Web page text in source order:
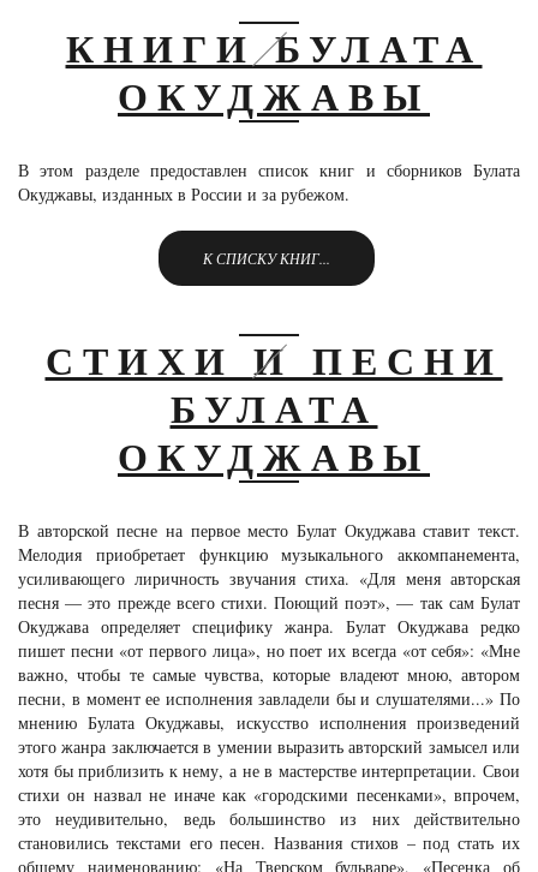
КНИГИ БУЛАТА
ОКУДЖАВЫ
В этом разделе предоставлен список книг и сборников Булата
Окуджавы, изданных в России и за рубежом.
К СПИСКУ КНИГ...
СТИХИ И ПЕСНИ
БУЛАТА
ОКУДЖАВЫ
В авторской песне на первое место Булат Окуджава ставит текст.
Мелодия приобретает функцию музыкального аккомпанемента,
усиливающего лиричность звучания стиха. «Для меня авторская
песня — это прежде всего стихи. Поющий поэт», — так сам Булат
Окуджава определяет специфику жанра. Булат Окуджава редко
пишет песни «от первого лица», но поет их всегда «от себя»: «Мне
важно, чтобы те самые чувства, которые владеют мною, автором
песни, в момент ее исполнения завладели бы и слушателями...» По
мнению Булата Окуджавы, искусство исполнения произведений
этого жанра заключается в умении выразить авторский замысел или
хотя бы приблизить к нему, а не в мастерстве интерпретации. Свои
стихи он назвал не иначе как «городскими песенками», впрочем,
это неудивительно, ведь большинство из них действительно
становились текстами его песен. Названия стихов – под стать их
общему наименованию: «На Тверском бульваре», «Песенка об